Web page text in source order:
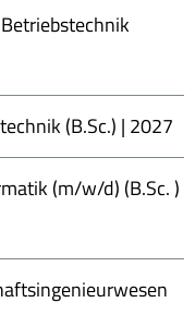
(B.Sc.) | 2027
(m/w/d) (B.Sc. )